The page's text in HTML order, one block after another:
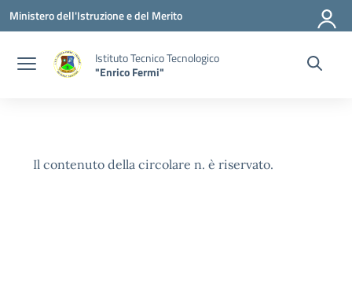
Vai ai contenuti
Vai al menu di navigazione
Vai al footer
Ministero dell'Istruzione e del Merito
Istituto Tecnico Tecnologico
"Enrico Fermi"
Il contenuto della circolare n. è riservato.